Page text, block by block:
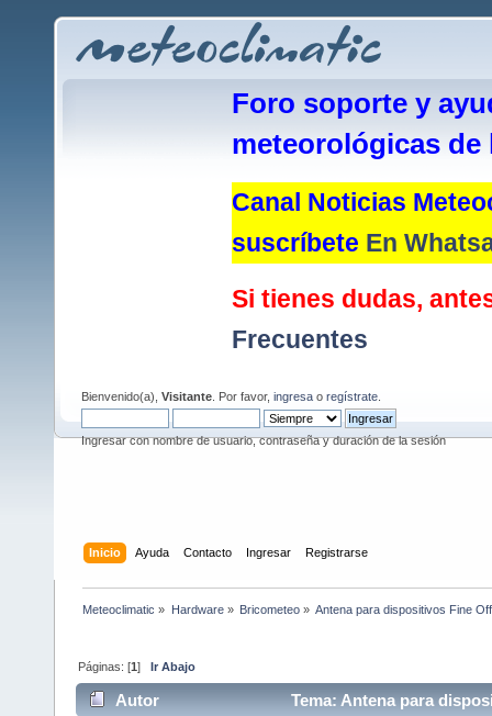
Foro soporte y
meteorológicas de
Canal Noticias
suscríbete En
Si tienes dudas,
Frecuentes
Bienvenido(a), Visitante . Por favor, ingresa o regístrate
Ingresar con nombre de usuario, contraseña y duración de la sesión
Inicio Ayuda Contacto Ingresar Registrarse
Meteoclimatic » Hardware» Bricometeo» Antena para dispositivos Fine
Páginas: [1]Ir Abajo
Autor Tema: Antena para